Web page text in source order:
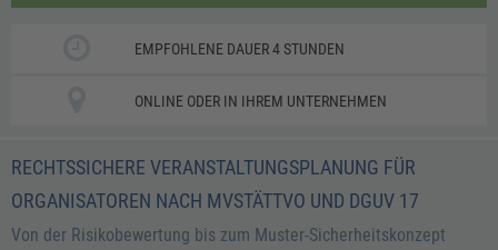
EMPFOHLENE DAUER 4 STUNDEN
ONLINE ODER IN IHREM UNTERNEHMEN
RECHTSSICHERE VERANSTALTUNGSPLANUNG FÜR
ORGANISATOREN NACH MVSTÄTTVO UND DGUV 17
Von der Risikobewertung bis zum Muster-Sicherheitskonzept